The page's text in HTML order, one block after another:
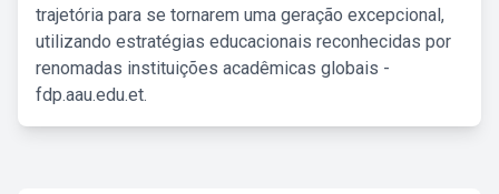
trajetória para se tornarem uma geração excepcional,
utilizando estratégias educacionais reconhecidas por
renomadas instituições acadêmicas globais -
fdp.aau.edu.et.